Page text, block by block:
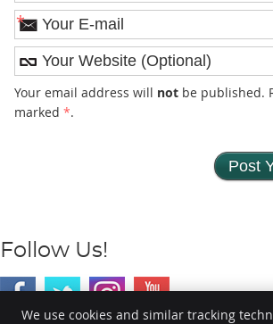
*
Your email address will notbe published.
marked *.
Follow Us!
We use cookies and similar tracking